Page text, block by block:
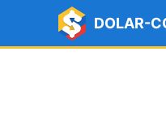
DOLAR-